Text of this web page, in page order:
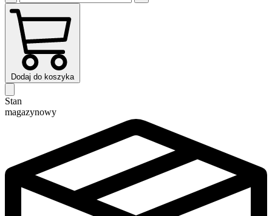
Dodaj do koszyka
Stan
magazynowy